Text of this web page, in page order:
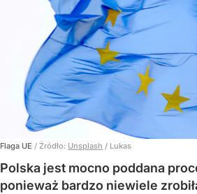
Flaga UE / Źródło: Unsplash / Lukas
Polska jest mocno poddana
ponieważ bardzo niewiele